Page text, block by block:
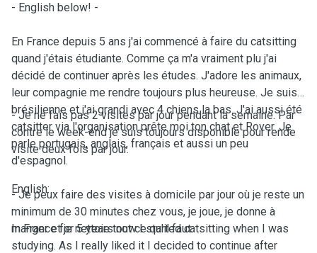
- English below! -
En France depuis 5 ans j'ai commencé à faire du catsitting
quand j'étais étudiante. Comme ça m'a vraiment plu j'ai
décidé de continuer après les études. J'adore les animaux,
leur compagnie me rendre toujours plus heureuse. Je suis
brésilienne et j'ai grandi avec 4 chiens la bas. J'ai aussi été
catsitter via l'organisation prête moi ton chat et Rover. Je
parle portugais, anglais, français et aussi un peu
d'espagnol.
- Je peux faire des visites à domicile par jour où je reste un
minimum de 30 minutes chez vous, je joue, je donne à
manger et je nettoie tout ce qu'il faut.
- Je ne fais pas 2 visites par jour pendant la semaine. Par
contre le week-end je suis toujours disponible pour rende
visite deux fois par jour.
English:
In France for 5 years now I started catsitting when I was
studying. As I really liked it I decided to continue after